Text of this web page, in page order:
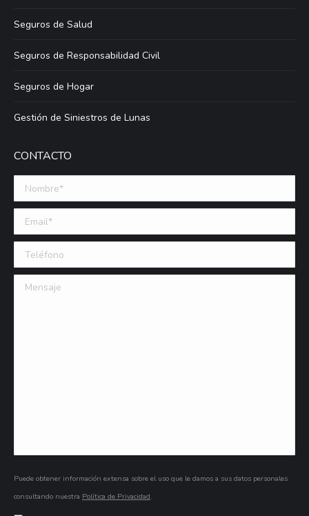
Seguros de Salud
Seguros de Responsabilidad Civil
Seguros de Hogar
Gestión de Siniestros de Lunas
CONTACTO
Nombre *
Email (requerido)
Teléfono
Mensaje
Puede obtener información extensa sobre el uso que le damos a sus datos personales
consultando nuestra Política de Privacidad.